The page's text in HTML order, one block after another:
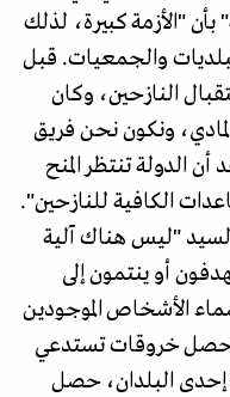
بأن "الأزمة كبيرة، لذلك
والجمعيات. قبل
النازحين، وكان
ونكون نحن فريق
الدولة تنتظر المنح
الكافية للنازحين".
"ليس هناك آلية
أو ينتمون إلى
الأشخاص الموجودين
تحصل خروقات تستدعي
إحدى البلدان، حصل